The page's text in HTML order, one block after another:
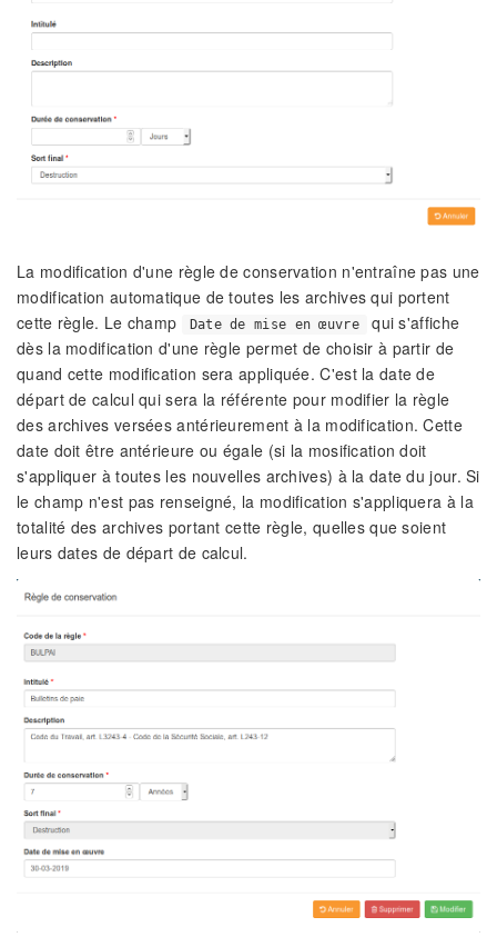
La modification d'une règle de conservation n'entraîne pas une
modification automatique de toutes les archives qui portent
cette règle. Le champ
Date de mise en œuvre
qui s'affiche
dès la modification d'une règle permet de choisir à partir de
quand cette modification sera appliquée. C'est la date de
départ de calcul qui sera la référente pour modifier la règle
des archives versées antérieurement à la modification. Cette
date doit être antérieure ou égale (si la mosification doit
s'appliquer à toutes les nouvelles archives) à la date du jour. Si
le champ n'est pas renseigné, la modification s'appliquera à la
totalité des archives portant cette règle, quelles que soient
leurs dates de départ de calcul.